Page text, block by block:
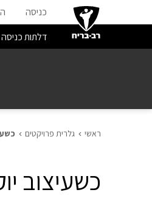
כניסה
דלתות כניסה
ראשי גלרית פרויקטים
כשעיצוב